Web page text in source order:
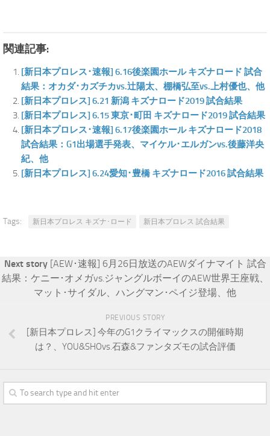
関連記事:
[新日本プロレス･速報] 6.16後楽園ホール キズナロード 試合
結果：オカダ･カズチカvs.辻陽太、棚橋弘至vs.上村優也、他
[新日本プロレス] 6.21 新潟 キズナロード2019 試合結果
[新日本プロレス] 6.15 東京･町田 キズナロード2019 試合結果
[新日本プロレス･速報] 6.17後楽園ホール キズナロード2018
試合結果：G1出場選手発表、マイケル･エルガンvs.後藤洋央
紀、他
[新日本プロレス] 6.24愛知･豊橋 キズナロード2016 試合結果
Tags: 新日本プロレス キズナ･ロード 新日本プロレス 試合結果
Next story [AEW･速報] 6月26日放送のAEWダイナマイト 試合
結果：ケニー･オメガvs.ジャングルボーイのAEW世界王座戦、
マット･サイダル、ハングマン･ペイジ登場、他
PREVIOUS STORY
[新日本プロレス] 今年のG1クライマックスの開催時期
は？、YOU&SHOvs.石森&ファンタズモの試合評価